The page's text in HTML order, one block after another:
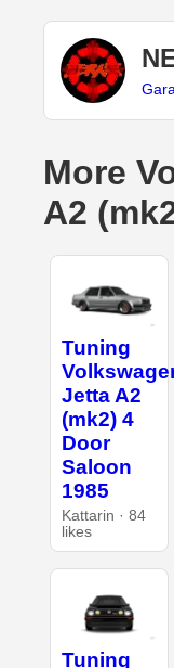
More
A2
Tuning
Jetta A2
(mk2) 4
Door
Saloon
1985
Kattarin · 84
likes
Tuning